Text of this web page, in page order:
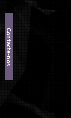
Contacte-nos